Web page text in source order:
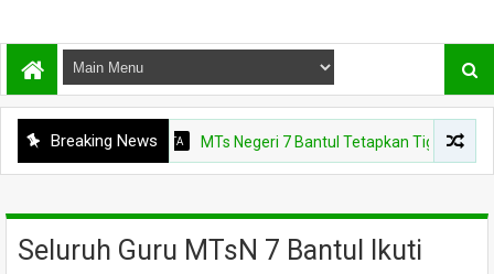
Breaking News
BERITA MTs Negeri 7 Bantul Tetapkan Tiga Agen
Seluruh Guru MTsN 7 Bantul Ikuti